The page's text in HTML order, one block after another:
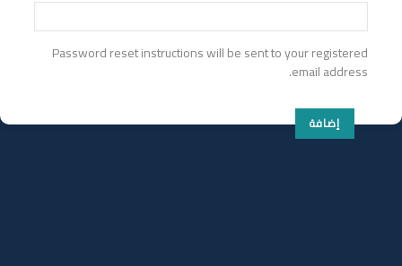
Password reset instructions will be sent to your registered
email address.